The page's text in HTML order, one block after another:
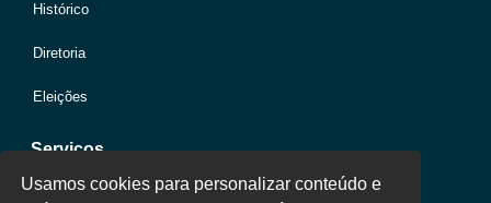
Histórico
Diretoria
Eleições
Serviços
Usamos cookies para personalizar conteúdo e